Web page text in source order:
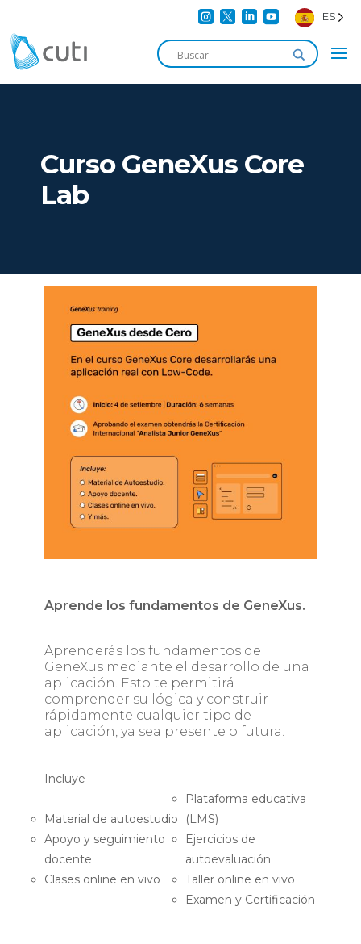
    ES
Curso GeneXus Core
Lab
Aprende los fundamentos de GeneXus.
Aprenderás los fundamentos de
GeneXus mediante el desarrollo de una
aplicación. Esto te permitirá
comprender su lógica y construir
rápidamente cualquier tipo de
aplicación, ya sea presente o futura.
Incluye
Material de autoestudio
Apoyo y seguimiento
docente
Clases online en vivo
Plataforma educativa
(LMS)
Ejercicios de
autoevaluación
Taller online en vivo
Examen y Certificación